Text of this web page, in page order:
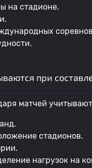
на стадионе.
при
матчей
стадионов.
нагрузок на